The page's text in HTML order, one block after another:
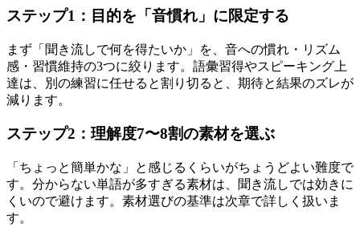
ステップ1：目的を「音慣れ」に限定する
まず「聞き流しで何を得たいか」を、音への慣れ・リズム
感・習慣維持の3つに絞ります。語彙習得やスピーキング上
達は、別の練習に任せると割り切ると、期待と結果のズレが
減ります。
ステップ2：理解度7〜8割の素材を選ぶ
「ちょっと簡単かな」と感じるくらいがちょうどよい難度で
す。分からない単語が多すぎる素材は、聞き流しでは効きに
くいので避けます。素材選びの基準は次章で詳しく扱いま
す。